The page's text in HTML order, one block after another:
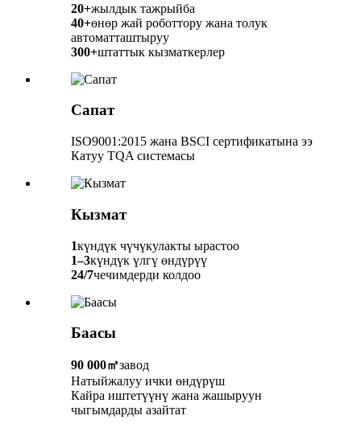
20+жылдык тажрыйба
40+өнөр жай роботтору жана толук
автоматташтыруу
300+штаттык кызматкерлер
Сапат
ISO9001:2015 жана BSCI сертификатына ээ
Катуу TQA системасы
Кызмат
1күндүк чүчүкулакты ырастоо
1–3күндүк үлгү өндүрүү
24/7чечимдерди колдоо
Баасы
90 000㎡завод
Натыйжалуу ички өндүрүш
Кайра иштетүүнү жана жашыруун
чыгымдарды азайтат